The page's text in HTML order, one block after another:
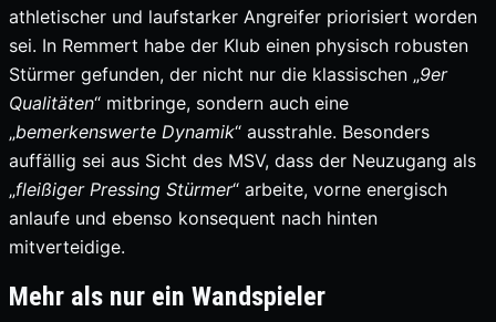
athletischer und laufstarker Angreifer priorisiert worden
sei. In Remmert habe der Klub einen physisch robusten
Stürmer gefunden, der nicht nur die klassischen „9er
Qualitäten“ mitbringe, sondern auch eine
„bemerkenswerte Dynamik“ ausstrahle. Besonders
auffällig sei aus Sicht des MSV, dass der Neuzugang als
„fleißiger Pressing Stürmer“ arbeite, vorne energisch
anlaufe und ebenso konsequent nach hinten
mitverteidige.
Mehr als nur ein Wandspieler